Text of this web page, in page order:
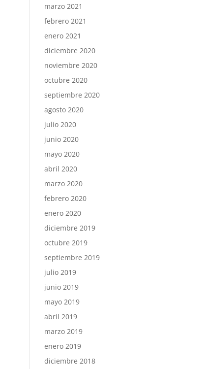
marzo 2021
febrero 2021
enero 2021
diciembre 2020
noviembre 2020
octubre 2020
septiembre 2020
agosto 2020
julio 2020
junio 2020
mayo 2020
abril 2020
marzo 2020
febrero 2020
enero 2020
diciembre 2019
octubre 2019
septiembre 2019
julio 2019
junio 2019
mayo 2019
abril 2019
marzo 2019
enero 2019
diciembre 2018